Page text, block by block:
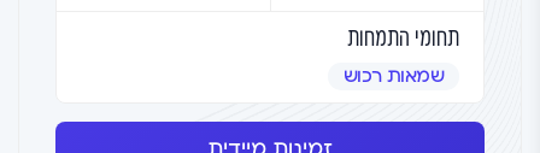
תחומי התמחות
שמאות רכוש